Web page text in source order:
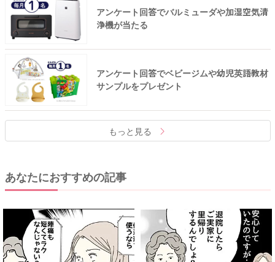
アンケート回答でバルミューダや加湿空気清
浄機が当たる
アンケート回答でベビージムや幼児英語教材
サンプルをプレゼント
もっと見る
あなたにおすすめの記事